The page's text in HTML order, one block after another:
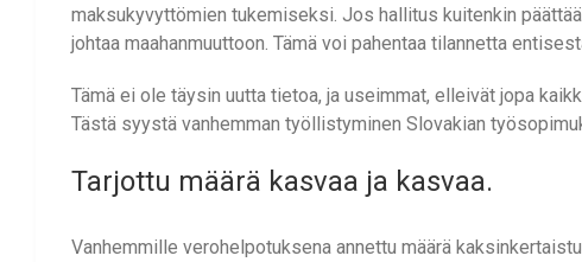
maksukyvyttömien tukemiseksi. Jos hallitus kuitenkin
johtaa maahanmuuttoon. Tämä voi pahentaa tilannetta
Tämä ei ole täysin uutta tietoa, ja useimmat, elleivät jopa
Tästä syystä vanhemman työllistyminen Slovakian
Tarjottu määrä kasvaa ja kasvaa.
Vanhemmille verohelpotuksena annettu määrä